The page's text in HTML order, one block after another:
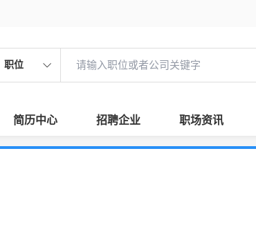
职位
简历中心 招聘企业 职场资讯